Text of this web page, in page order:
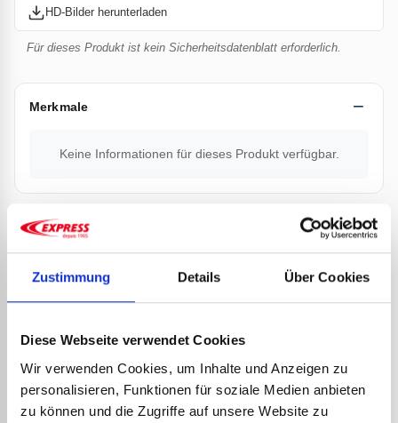
Zustimmung Details Über Cookies
Diese Webseite verwendet Cookies
Wir verwenden Cookies, um Inhalte und Anzeigen zu
personalisieren, Funktionen für soziale Medien anbieten
zu können und die Zugriffe auf unsere Website zu
HD-Bilder herunterladen
Für dieses Produkt ist kein Sicherheitsdatenblatt erforderlich.
Merkmale
Keine Informationen für dieses Produkt verfügbar.
Dokumentation
Technisches Datenblatt Stainless Steel Express
Technisches Datenblatt Druckminderer
Technisches Datenblatt Schläuche